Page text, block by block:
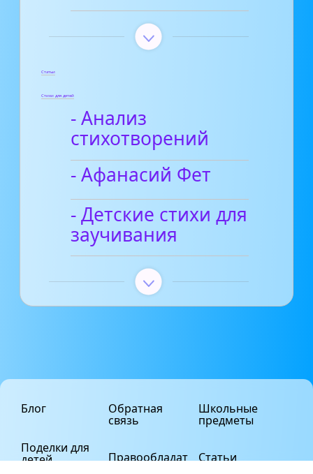
Статьи
Стихи для детей
- Анализ
стихотворений
- Афанасий Фет
- Детские стихи для
заучивания
Блог
Поделки для
детей
Обратная
связь
Правообладат
Школьные
предметы
Статьи